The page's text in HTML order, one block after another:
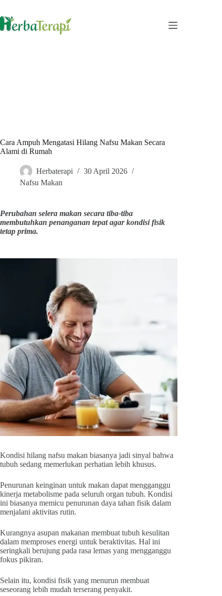
content
Cara Ampuh Mengatasi Hilang Nafsu Makan Secara
Alami di Rumah
Herbaterapi
30 April 2026
Nafsu Makan
Perubahan selera makan secara tiba-tiba
membutuhkan penanganan tepat agar kondisi fisik
tetap prima.
Kondisi hilang nafsu makan biasanya jadi sinyal bahwa
tubuh sedang memerlukan perhatian lebih khusus.
Penurunan keinginan untuk makan dapat mengganggu
kinerja metabolisme pada seluruh organ tubuh. Kondisi
ini biasanya memicu penurunan daya tahan fisik dalam
menjalani aktivitas rutin.
Kurangnya asupan makanan membuat tubuh kesulitan
dalam memproses energi untuk beraktivitas. Hal ini
seringkali berujung pada rasa lemas yang mengganggu
fokus pikiran.
Selain itu, kondisi fisik yang menurun membuat
seseorang lebih mudah terserang penyakit.